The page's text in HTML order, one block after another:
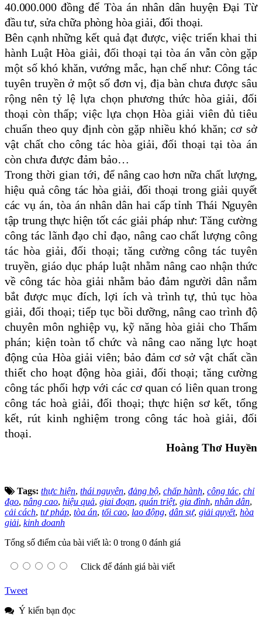
40.000.000 đồng để Tòa án nhân dân huyện Đại Từ
đầu tư, sửa chữa phòng hòa giải, đối thoại.
Bên cạnh những kết quả đạt được, việc triển khai thi
hành Luật Hòa giải, đối thoại tại tòa án vẫn còn gặp
một số khó khăn, vướng mắc, hạn chế như: Công tác
tuyên truyền ở một số đơn vị, địa bàn chưa được sâu
rộng nên tỷ lệ lựa chọn phương thức hòa giải, đối
thoại còn thấp; việc lựa chọn Hòa giải viên đủ tiêu
chuẩn theo quy định còn gặp nhiều khó khăn; cơ sở
vật chất cho công tác hòa giải, đối thoại tại tòa án
còn chưa được đảm bảo…
Trong thời gian tới, để nâng cao hơn nữa chất lượng,
hiệu quả công tác hòa giải, đối thoại trong giải quyết
các vụ án, tòa án nhân dân hai cấp tỉnh Thái Nguyên
tập trung thực hiện tốt các giải pháp như: Tăng cường
công tác lãnh đạo chỉ đạo, nâng cao chất lượng công
tác hòa giải, đối thoại;tăng cường công táctuyên
truyền, giáo dục pháp luật nhằm nâng cao nhận thức
về công tác hòa giải nhằm bảo đảm người dân nắm
bắt được mục đích, lợi ích và trình tự, thủ tục hòa
giải, đối thoại; tiếp tục bồi dưỡng, nâng cao trình độ
chuyên môn nghiệp vụ, kỹ năng hòa giải cho Thẩm
phán; kiện toàn tổ chức và nâng cao năng lực hoạt
động của Hòa giải viên; bảo đảm cơ sở vật chất cần
thiết cho hoạt động hòa giải, đối thoại; tăng cường
công tác phối hợp với các cơ quan có liên quan trong
công tác hoà giải, đối thoại; thực hiện sơ kết, tổng
kết, rút kinh nghiệm trong công tác hoà giải, đối
thoại.
Hoàng Thơ Huyền
Tags: thực hiện, thái nguyên, đảng bộ, chấp hành, công tác, chỉ
đạo, nâng cao, hiệu quả, giai đoạn, quán triệt, gia đình, nhân dân,
cải cách, tư pháp, tòa án, tối cao, lao động, dân sự, giải quyết, hòa
giải, kinh doanh
Tổng số điểm của bài viết là: 0 trong 0 đánh giá
Click để đánh giá bài viết
Tweet
Ý kiến bạn đọc